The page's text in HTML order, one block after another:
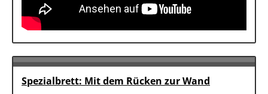
Spezialbrett: Mit dem Rücken zur Wand